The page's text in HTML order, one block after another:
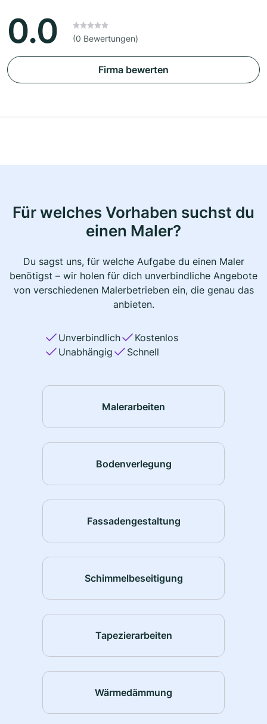
0.0 (0 Bewertungen)
Firma bewerten
Für welches Vorhaben suchst du
einen Maler?
Du sagst uns, für welche Aufgabe du einen Maler
benötigst – wir holen für dich unverbindliche Angebote
von verschiedenen Malerbetrieben ein, die genau das
anbieten.
Unverbindlich
Kostenlos
Unabhängig
Schnell
Malerarbeiten
Bodenverlegung
Fassadengestaltung
Schimmelbeseitigung
Tapezierarbeiten
Wärmedämmung